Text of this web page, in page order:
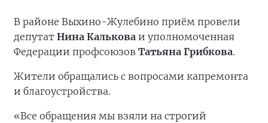
В районе Выхино-Жулебино приём провели
депутат Нина Калькова и уполномоченная
Федерации профсоюзов Татьяна Грибкова.
Жители обращались с вопросами капремонта
и благоустройства.
«Все обращения мы взяли на строгий